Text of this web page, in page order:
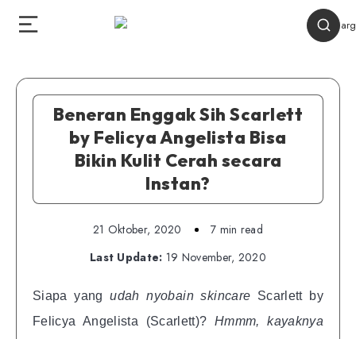
Beneran Enggak Sih Scarlett
by Felicya Angelista Bisa
Bikin Kulit Cerah secara
Instan?
21 Oktober, 2020
7 min read
Last Update: 19 November, 2020
Siapa yangudah nyobain skincare Scarlett by
Felicya Angelista (Scarlett)? Hmmm, kayaknya